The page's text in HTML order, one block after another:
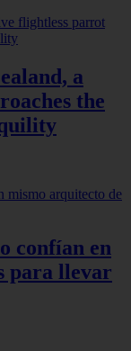
a
the
confían en
para llevar